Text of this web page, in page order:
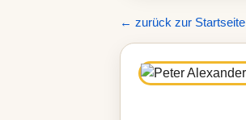
← zurück zur Startseite